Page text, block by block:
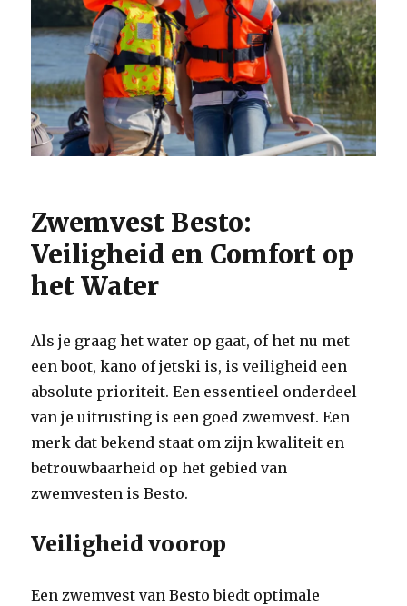
Zwemvest Besto:
Veiligheid en Comfort op
het Water
Als je graag het water op gaat, of het nu met
een boot, kano of jetski is, is veiligheid een
absolute prioriteit. Een essentieel onderdeel
van je uitrusting is een goed zwemvest. Een
merk dat bekend staat om zijn kwaliteit en
betrouwbaarheid op het gebied van
zwemvesten is Besto.
Veiligheid voorop
Een zwemvest van Besto biedt optimale